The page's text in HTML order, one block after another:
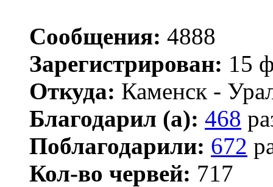
Сообщения: 4888
Зарегистрирован: 15
Откуда: Каменск -
Благодарил (а): 468
Поблагодарили: 672
Кол-во червей: 717